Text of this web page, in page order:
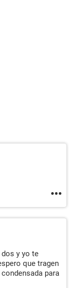
y yo te
que tragen
para